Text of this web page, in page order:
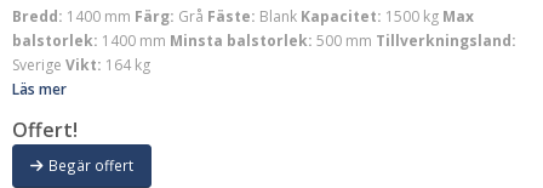
Bredd: 1400 mm Färg: Grå Fäste: Blank Kapacitet: 1500 kg Max
balstorlek: 1400 mm Minsta balstorlek: 500 mm Tillverkningsland:
Sverige Vikt: 164 kg
Läs mer
Offert!
Begär offert